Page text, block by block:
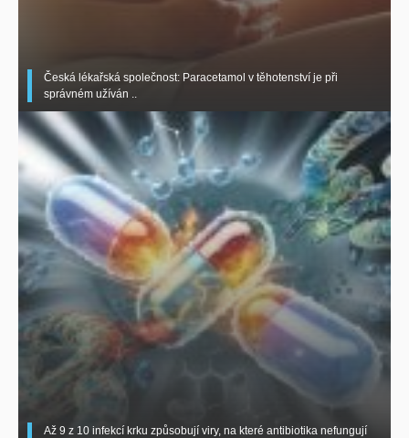
Česká lékařská společnost: Paracetamol v těhotenství je při
správném užíván ..
Až 9 z 10 infekcí krku způsobují viry, na které antibiotika nefungují